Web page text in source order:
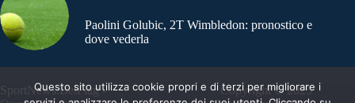
Paolini Golubic, 2T Wimbledon: pronostico e
dove vederla
SportNews.BetFlag -
Copyright © 2025
Questo sito utilizza cookie propri e di terzi per migliorare i